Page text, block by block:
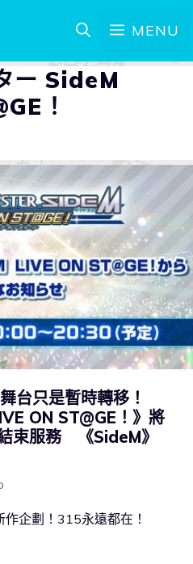
MENU
ー SideM
！
台只是暫時轉移！
ON ST@GE！》將
束服務 《SideM》
企劃！315永遠都在！